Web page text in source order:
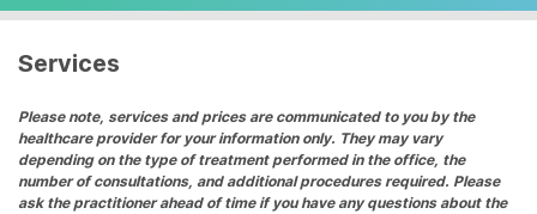
date.
the
question
mark
key
Services
Please note, services and prices are communicated to you by the
healthcare provider for your information only. They may vary
depending on the type of treatment performed in the office, the
number of consultations, and additional procedures required. Please
ask the practitioner ahead of time if you have any questions about the